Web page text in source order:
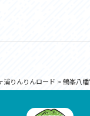
浦りんりんロード >鶴峯八